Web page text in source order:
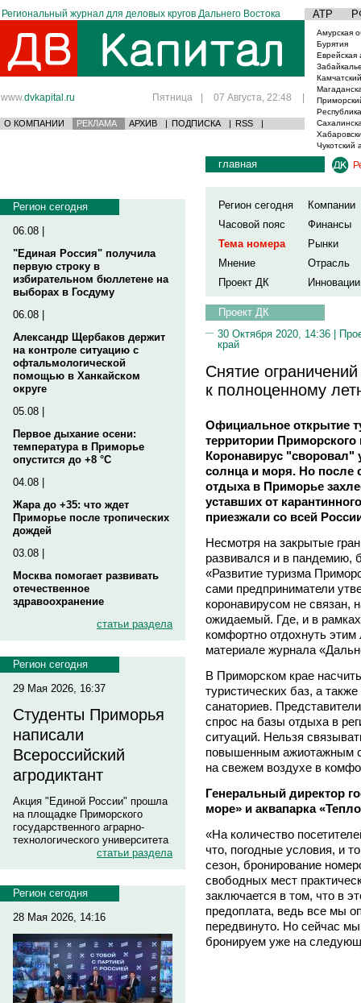
Региональный журнал для деловых кругов Дальнего Востока АТР
www.dvkapital.ru Пятница | 07 Августа, 22:48 |
О КОМПАНИИ РЕКЛАМА АРХИВ | ПОДПИСКА | RSS |
Амурская
Бурятия
Еврейская
Чукотский
Регион сегодня
06.08 |
"Единая Россия" получила
первую строку в
избирательном бюллетене на
выборах в Госдуму
06.08 |
Александр Щербаков держит
на контроле ситуацию с
офтальмологической
помощью в Ханкайском
округе
05.08 |
Первое дыхание осени:
температура в Приморье
опустится до +8 °C
04.08 |
Жара до +35: что ждет
Приморье после тропических
дождей
03.08 |
Москва помогает развивать
отечественное
здравоохранение
статьи раздела
Регион сегодня
29 Мая 2026, 16:37
Студенты Приморья
написали
Всероссийский
агродиктант
Акция "Единой России" прошла
на площадке Приморского
государственного аграрно-
технологического университета
статьи раздела
Регион сегодня
28 Мая 2026, 14:16
главная
Регион сегодня
Компании
Часовой пояс
Финансы
Тема номера
Рынки
Мнение
Отрасль
Проект ДК
Инновации
Проект ДК
30 Октября 2020, 14:36 |
край
Снятие
к полноценному
Официальное открытие
территории
Коронавирус "своровал"
солнца и моря. Но после
отдыха в Приморье
уставших от
приезжали со всей
Несмотря на закрытые
развивался и в пандемию,
«Развитие туризма
сами предприниматели
коронавирусом не связан,
ожидаемый. Где, и в
комфортно отдохнуть
материале журнала
В Приморском крае
туристических баз, а
санаториев.
спрос на базы отдыха в
ситуаций. Нельзя
повышенным ажиотажным
на свежем воздухе в
Генеральный директор
море» и аквапарка
«На количество
что, погодные условия, и
сезон, бронирование
свободных мест
заключается в том, что в
предоплата, ведь все мы
передвинуто. Но сейчас
бронируем уже на